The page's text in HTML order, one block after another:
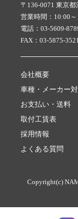
〒136-0071 東京
営業時間：10:00～
電話：03-5609-
FAX：03-5875-3521
会社概要
車種・メーカー
お支払い・送料
取付工賃表
採用情報
よくある質問
Copyright(c)